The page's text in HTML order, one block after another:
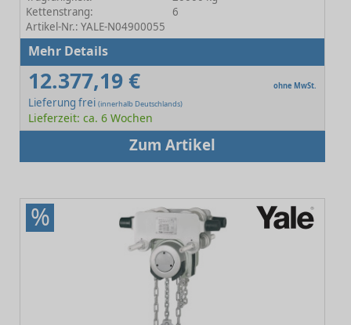
Kettenstrang:
6
Artikel-Nr.: YALE-N04900055
Mehr Details
12.377,19 € ohne MwSt.
Lieferung frei (innerhalb Deutschlands)
Lieferzeit: ca. 6 Wochen
Zum Artikel
%